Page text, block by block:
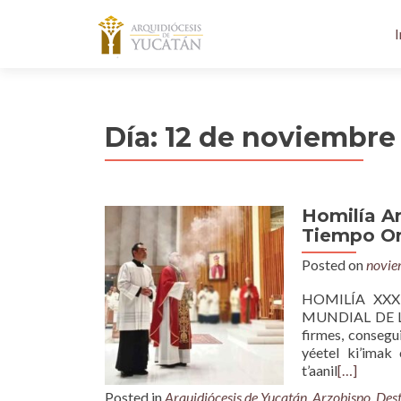
Día: 12 de
Homilía
Tiempo
Posted on
HOMILÍA
MUNDIAL DE
firmes,
yéetel ki’imak
t’aanil[…]
Posted inArquidiócesis de Yucatán,Arzobispo,